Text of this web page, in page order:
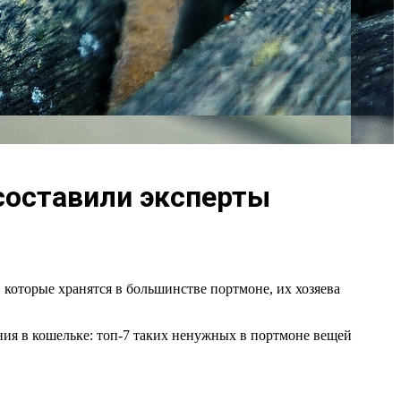
эксперты
хранятся в большинстве портмоне, их хозяева
в кошельке: топ-7 таких ненужных в портмоне вещей